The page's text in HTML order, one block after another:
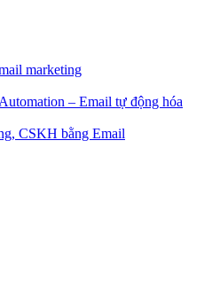
marketing
– Email tự động hóa
CSKH bằng Email